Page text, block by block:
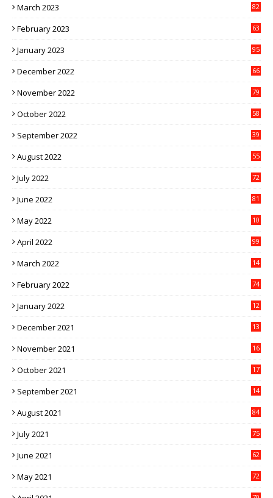
March 2023 82
February 2023 63
January 2023 95
December 2022 66
November 2022 79
October 2022 58
September 2022 39
August 2022 55
July 2022 72
June 2022 81
May 2022
10
April 2022 99
March 2022
14
February 2022 74
January 2022
12
December 2021
13
November 2021
16
October 2021
17
September 2021
14
August 2021 84
July 2021 75
June 2021 62
May 2021 72